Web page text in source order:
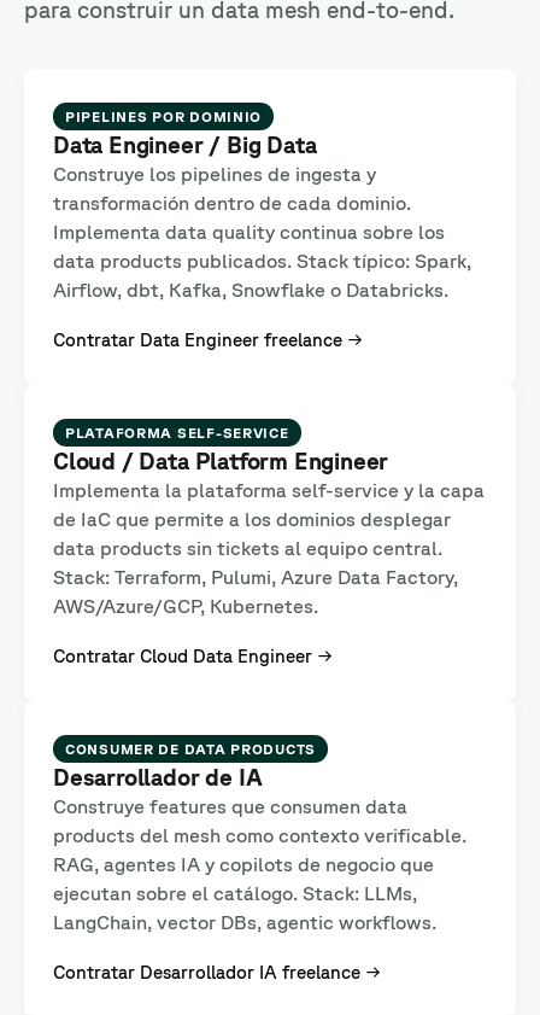
para construir un data mesh end-to-end.
PIPELINES POR DOMINIO
Data Engineer / Big Data
Construye los pipelines de ingesta y
transformación dentro de cada dominio.
Implementa data quality continua sobre los
data products publicados. Stack típico: Spark,
Airflow, dbt, Kafka, Snowflake o Databricks.
Contratar Data Engineer freelance →
PLATAFORMA SELF-SERVICE
Cloud / Data Platform Engineer
Implementa la plataforma self-service y la capa
de IaC que permite a los dominios desplegar
data products sin tickets al equipo central.
Stack: Terraform, Pulumi, Azure Data Factory,
AWS/Azure/GCP, Kubernetes.
Contratar Cloud Data Engineer →
CONSUMER DE DATA PRODUCTS
Desarrollador de IA
Construye features que consumen data
products del mesh como contexto verificable.
RAG, agentes IA y copilots de negocio que
ejecutan sobre el catálogo. Stack: LLMs,
LangChain, vector DBs, agentic workflows.
Contratar Desarrollador IA freelance →